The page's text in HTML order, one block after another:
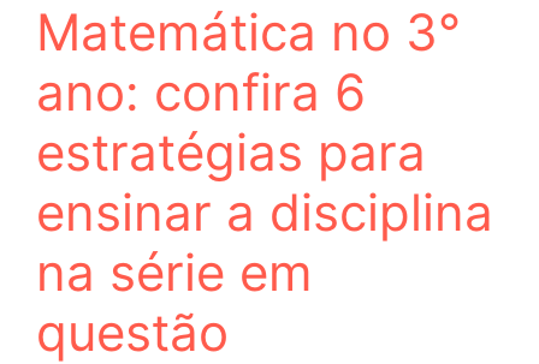
Matemática no 3°
ano: confira 6
estratégias para
ensinar a disciplina
na série em
questão